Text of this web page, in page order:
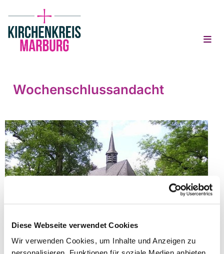
Diese Webseite verwendet Cookies
Wir verwenden Cookies, um Inhalte und Anzeigen zu
Wochenschlussandacht